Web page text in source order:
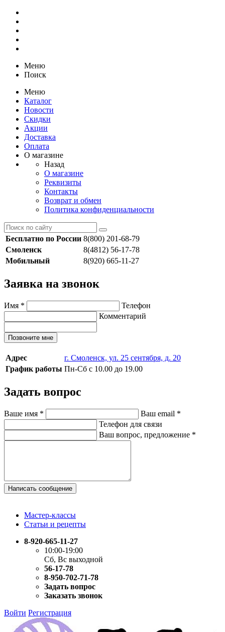
Меню
Поиск
Меню
Каталог
Новости
Скидки
Акции
Доставка
Оплата
О магазине
Назад
О магазине
Реквизиты
Контакты
Возврат и обмен
Политика конфиденциальности
Бесплатно по России 8(800) 201-68-79
Смоленск
8(4812) 56-17-78
Мобильный
8(920) 665-11-27
Заявка на звонок
Имя *
Телефон
Комментарий
Позвоните мне
Адрес
г. Смоленск, ул. 25 сентября, д. 20
График работы Пн-Сб с 10.00 до 19.00
Задать вопрос
Ваше имя * Ваш email *
Телефон для связи
Ваш вопрос, предложение *
Написать сообщение
Мастер-классы
Статьи и рецепты
8-920-665-11-27
10:00-19:00
Сб, Вс выходной
56-17-78
8-950-702-71-78
Задать вопрос
Заказать звонок
Войти Регистрация